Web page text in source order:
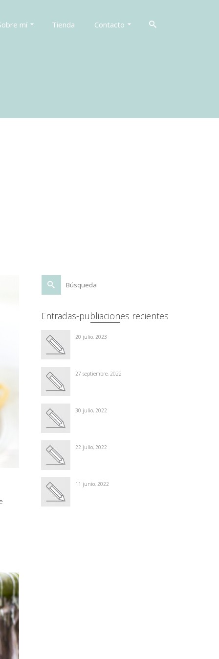
mí Tienda Contacto
Buscar
por:
Entradas-publiaciones recientes
20 julio, 2023
27 septiembre, 2022
30 julio, 2022
22 julio, 2022
11 junio, 2022